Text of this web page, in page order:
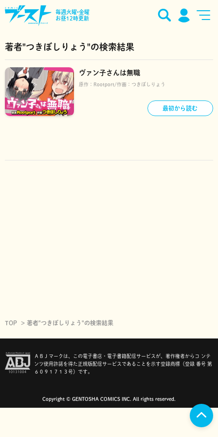
毎週火曜•金曜
お昼12時更新
著者"つきぼしりょう"の検索結果
ヴァン子さんは無職
原作： Rootport 作画： つきぼしりょう
最初から読む
TOP 著者"つきぼしりょう"の検索結果
ＡＢＪマークは、この電子書店・電子書籍配信サービスが、著作権者からコ ンテ
ンツ使用許諾を得た正規版配信サービスであることを示す登録商標（登録 番号 第
６０９１７１３号）です。
Copyright © GENTOSHA COMICS INC. All rights reserved.